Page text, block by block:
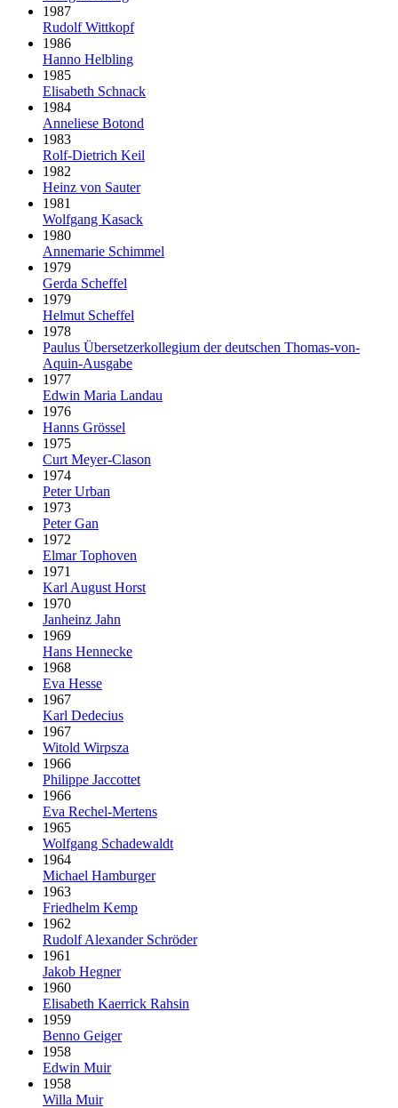
1987
Rudolf Wittkopf
1986
Hanno Helbling
1985
Elisabeth Schnack
1984
Anneliese Botond
1983
Rolf-Dietrich Keil
1982
Heinz von Sauter
1981
Wolfgang Kasack
1980
Annemarie Schimmel
1979
Gerda Scheffel
1979
Helmut Scheffel
1978
Paulus Über­setzer­kollegium der deut­schen Thomas-von-
Aquin-Ausgabe
1977
Edwin Maria Landau
1976
Hanns Grössel
1975
Curt Meyer-Clason
1974
Peter Urban
1973
Peter Gan
1972
Elmar Tophoven
1971
Karl August Horst
1970
Janheinz Jahn
1969
Hans Hennecke
1968
Eva Hesse
1967
Karl Dedecius
1967
Witold Wirpsza
1966
Philippe Jaccottet
1966
Eva Rechel-Mertens
1965
Wolfgang Schadewaldt
1964
Michael Hamburger
1963
Friedhelm Kemp
1962
Rudolf Alexander Schröder
1961
Jakob Hegner
1960
Elisabeth Kaerrick Rahsin
1959
Benno Geiger
1958
Edwin Muir
1958
Willa Muir